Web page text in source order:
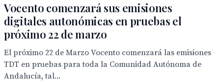
Vocento comenzará sus emisiones
digitales autonómicas en pruebas el
próximo 22 de marzo
El próximo 22 de Marzo Vocento comenzará las emisiones
TDT en pruebas para toda la Comunidad Autónoma de
Andalucía, tal...